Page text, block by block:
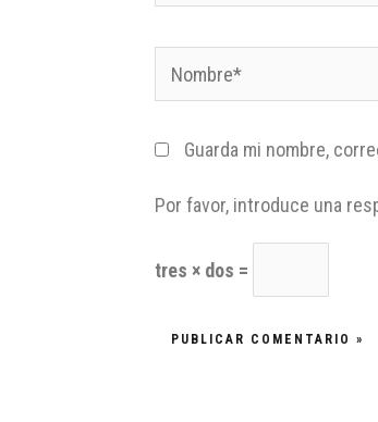
Guarda mi nombre,
Por favor, introduce una
tres × dos =